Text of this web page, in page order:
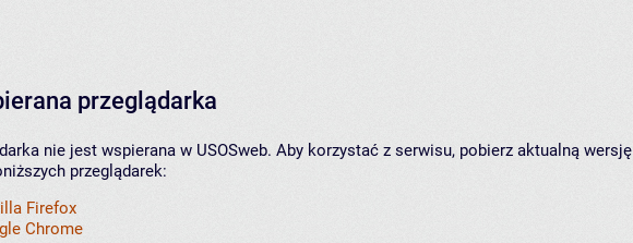
przeglądarka
nie jest wspierana w USOSweb. Aby korzystać z serwisu, pobierz aktualną wersję
przeglądarek:
Firefox
Chrome